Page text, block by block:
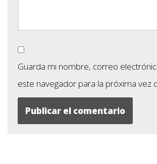
Guarda mi nombre, correo
este navegador para la próxima vez